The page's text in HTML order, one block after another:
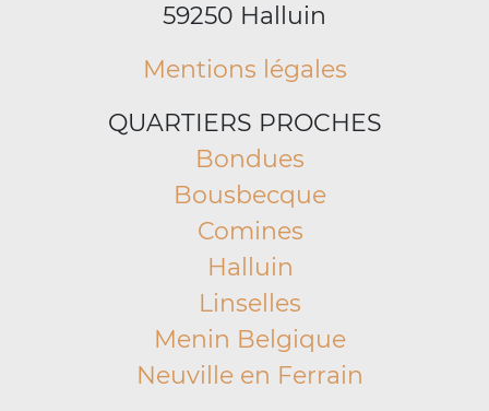
59250 Halluin
Mentions légales
QUARTIERS PROCHES
Bondues
Bousbecque
Comines
Halluin
Linselles
Menin Belgique
Neuville en Ferrain